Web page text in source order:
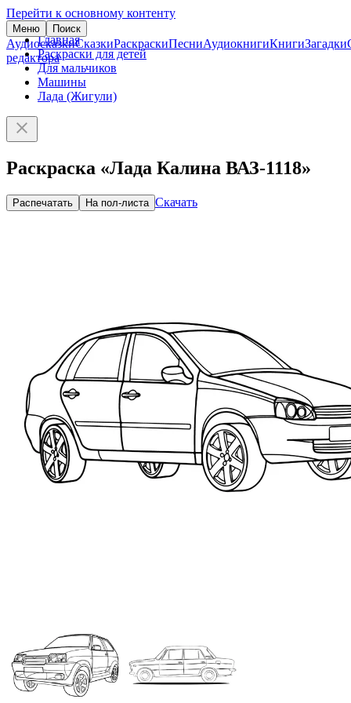
Перейти к основному контенту
Меню Поиск
АудиосказкиСказкиРаскраскиПесниАудиокнигиКнигиЗагадки
редактора
Главная
Раскраски для детей
Для мальчиков
Машины
Лада (Жигули)
Раскраска «Лада Калина ВАЗ-1118»
Распечатать На пол-листа Скачать